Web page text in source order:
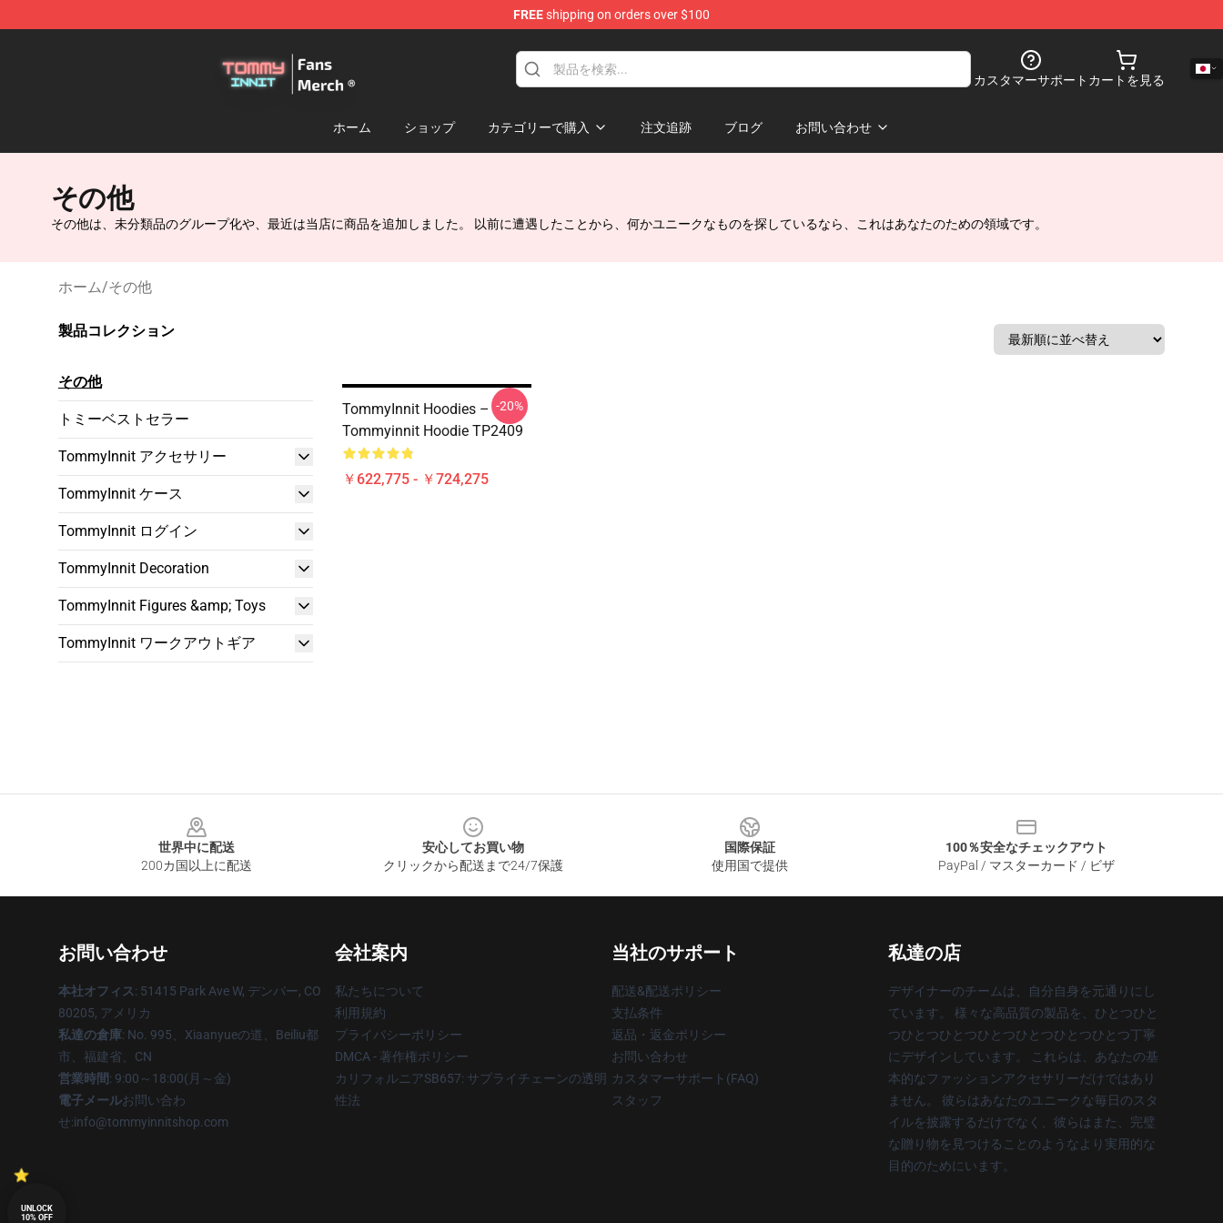
FREEshipping on orders over $100
カスタマーサポート カートを見る
ホーム ショップ カテゴリーで購入 注文追跡 ブログ お問い合わせ
その他
その他は、未分類品のグループ化や、最近は当店に商品を追加しました。 以前に遭遇したことから、何かユニークなものを探しているなら、これはあなたのための領域です。
ホーム/その他
製品コレクション
その他
トミーベストセラー
TommyInnit アクセサリー
TommyInnit ケース
TommyInnit ログイン
TommyInnit Decoration
TommyInnit Figures &amp; Toys
TommyInnit ワークアウトギア
TommyInnit Hoodies –
Tommyinnit Hoodie TP2409
￥622,775 - ￥724,275
-20%
世界中に配送
200カ国以上に配送
安心してお買い物
クリックから配送まで24/7保護
国際保証
使用国で提供
100％安全なチェックアウト
PayPal / マスターカード / ビザ
お問い合わせ
本社オフィス: 51415 Park Ave W, デンバー, CO
80205, アメリカ
私達の倉庫: No. 995、Xiaanyueの道、Beiliu都
市、福建省、CN
営業時間: 9:00～18:00(月～金)
電子メールお問い合わ
せ:info@tommyinnitshop.com
会社案内
私たちについて
利用規約
プライバシーポリシー
DMCA - 著作権ポリシー
カリフォルニアSB657: サプライチェーンの透明
性法
当社のサポート
配送&配送ポリシー
支払条件
返品・返金ポリシー
お問い合わせ
カスタマーサポート(FAQ)
スタッフ
私達の店
デザイナーのチームは、自分自身を元通りにし
ています。 様々な高品質の製品を、ひとつひと
つひとつひとつひとつひとつひとつひとつ丁寧
にデザインしています。 これらは、あなたの基
本的なファッションアクセサリーだけではあり
ません。 彼らはあなたのユニークな毎日のスタ
イルを披露するだけでなく、彼らはまた、完璧
な贈り物を見つけることのようなより実用的な
目的のためにいます。
UNLOCK
10% OFF